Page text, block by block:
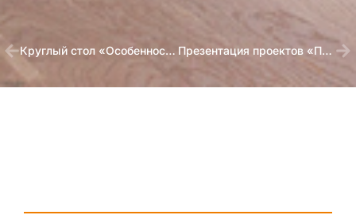
Круглый стол «Особенности взаимодействия НКО и государственного сектора в вопросах оказания помощи медицинским учреждениям, детям и молодым взрослым из новых регионов РФ» Презентация проектов «Право на труд. Особенности трудоустройства людей, попавших в трудную жизненную ситуацию»